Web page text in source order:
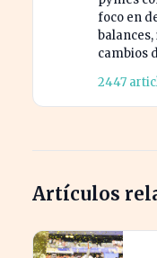
foco en
cambios
2447
Artículos